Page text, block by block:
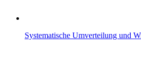
Systematische Umverteilung und